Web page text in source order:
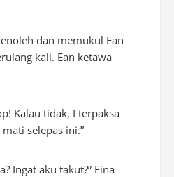
dan memukul Ean
kali. Ean ketawa
! Kalau tidak, I terpaksa
selepas ini.”
Ingat aku takut?” Fina